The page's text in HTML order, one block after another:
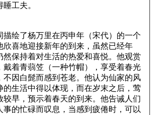
工夫。
描绘了杨万里在丙申年（宋代）的一个
欣喜地迎接新年的到来，虽然已经年
然保持着对生活的热爱和喜悦。他观赏
戴着青蒻笠（一种竹帽），享受着春光
不因白髭而感到苍老。他认为仙家的风
的生活中得以体现，而在岁末之后，莺
较早，预示着春天的到来。他告诫人们
事的忙碌而叹息，当感到疲倦时，可以